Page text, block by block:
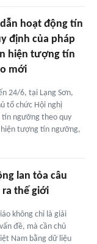
hoạt động tín
định của pháp
hiện tượng tín
mới
24/6, tại Lạng Sơn,
tổ chức Hội nghị
ngưỡng theo quy
tượng tín ngưỡng,
lan tỏa câu
thế giới
không chỉ là giải
đề, mà cần chủ
Nam bằng dữ liệu